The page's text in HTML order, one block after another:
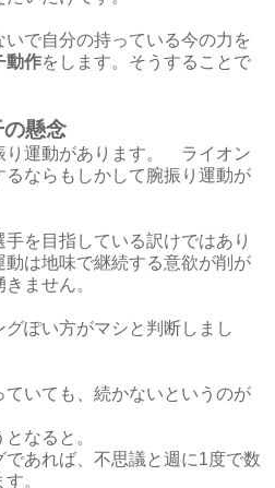
で自分の持っている今の力を
動作をします。そうすることで
懸念
り運動があります。 ライオン
ならもしかして腕振り運動が
を目指している訳けではあり
は地味で継続する意欲が削が
きません。
ぽい方がマシと判断しまし
いても、続かないというのが
なると。
あれば、不思議と週に1度で数
。